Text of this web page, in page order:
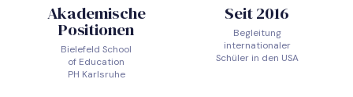
Akademische
Positionen
Bielefeld School
of Education
PH Karlsruhe
Seit 2016
Begleitung
internationaler
Schüler in den USA